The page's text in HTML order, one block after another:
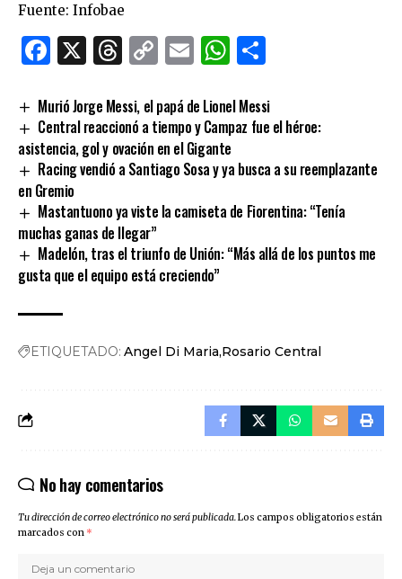
Fuente: Infobae
Facebook
X Threads
CopyEmailWhatsApp
Murió Jorge Messi, el papá de Lionel Messi
Central reaccionó a tiempo y Campaz fue el héroe:
asistencia, gol y ovación en el Gigante
Racing vendió a Santiago Sosa y ya busca a su reemplazante
en Gremio
Mastantuono ya viste la camiseta de Fiorentina: “Tenía
muchas ganas de llegar”
Madelón, tras el triunfo de Unión: “Más allá de los puntos me
gusta que el equipo está creciendo”
ETIQUETADO: Angel Di Maria Rosario Central
No hay comentarios
Tu dirección de correo electrónico no será publicada.Los campos obligatorios están
marcados con *